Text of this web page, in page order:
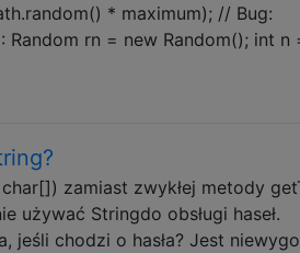
* maximum); // Bug:
rn = new Random(); int n
zamiast zwykłej metody
używać Stringdo obsługi haseł.
jeśli chodzi o hasła? Jest